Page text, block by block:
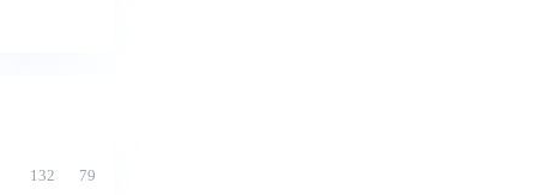
132 79